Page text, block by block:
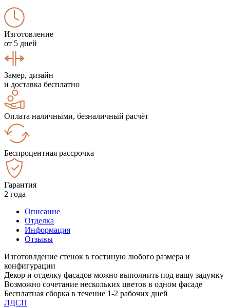
Изготовление
от 5 дней
Замер, дизайн
и доставка бесплатно
Оплата наличными, безналичный расчёт
Беспроцентная рассрочка
Гарантия
2 года
Описание
Отделка
Информация
Отзывы
Изготовлдение стенок в гостиную любого размера и
конфигурации
Декор и отделку фасадов можно выполнить под вашу задумку
Возможно сочетание нескольких цветов в одном фасаде
Бесплатная сборка в течение 1-2 рабочих дней
ЛДСП